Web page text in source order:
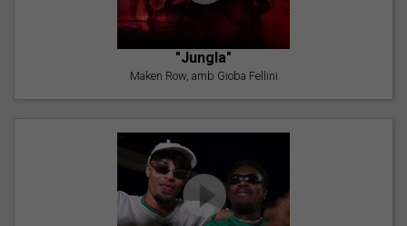
"Jungla"
Maken Row, amb Gioba Fellini